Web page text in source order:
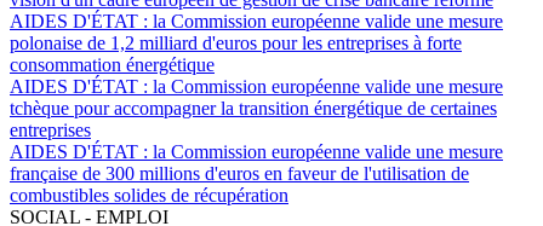
AIDES D'ÉTAT : la Commission européenne valide une mesure
polonaise de 1,2 milliard d'euros pour les entreprises à forte
consommation énergétique
AIDES D'ÉTAT : la Commission européenne valide une mesure
tchèque pour accompagner la transition énergétique de certaines
entreprises
AIDES D'ÉTAT : la Commission européenne valide une mesure
française de 300 millions d'euros en faveur de l'utilisation de
combustibles solides de récupération
SOCIAL - EMPLOI